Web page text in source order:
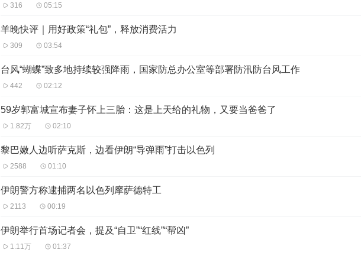
316 05:15
羊晚快评｜用好政策“礼包”，释放消费活力
309 03:54
台风“蝴蝶”致多地持续较强降雨，国家防总办公室等部署防汛防台风工作
442 02:12
59岁郭富城宣布妻子怀上三胎：这是上天给的礼物，又要当爸爸了
1.82万 02:10
黎巴嫩人边听萨克斯，边看伊朗“导弹雨”打击以色列
2588 01:10
伊朗警方称逮捕两名以色列摩萨德特工
2113 00:19
伊朗举行首场记者会，提及“自卫”“红线”“帮凶”
1.11万 01:37